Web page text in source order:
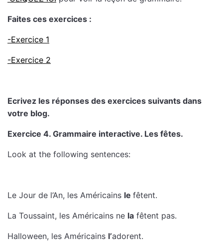
Faites ces exercices :
-Exercice 1
-Exercice 2
Ecrivez les réponses des exercices suivants dans
votre blog.
Exercice 4. Grammaire interactive. Les fêtes.
Look at the following sentences:
Le Jour de l’An, les Américains le fêtent.
La Toussaint, les Américains ne la fêtent pas.
Halloween, les Américains l’adorent.